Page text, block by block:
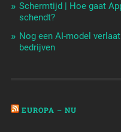
Schermtijd | Hoe gaat
schendt?
Nog een AI-model
bedrijven
EUROPA – NU